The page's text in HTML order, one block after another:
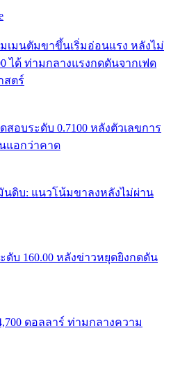
มเมนตัมขาขึ้นเริ่มอ่อนแรง หลังไม่
ได้ ท่ามกลางแรงกดดันจากเฟด
สตร์
สอบระดับ 0.7100 หลังตัวเลขการ
แอกว่าคาด
นดิบ: แนวโน้มขาลงหลังไม่ผ่าน
ดับ 160.00 หลังข่าวหยุดยิงกดดัน
ดอลลาร์ ท่ามกลางความ